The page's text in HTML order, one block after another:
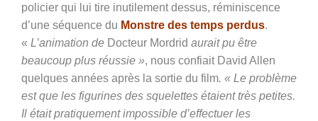
policier qui lui tire inutilement dessus, réminiscence
d’une séquence du Monstre des temps perdus.
« L’animation de Docteur Mordrid aurait pu être
beaucoup plus réussie », nous confiait David Allen
quelques années après la sortie du film. « Le problème
est que les figurines des squelettes étaient très petites.
Il était pratiquement impossible d’effectuer les